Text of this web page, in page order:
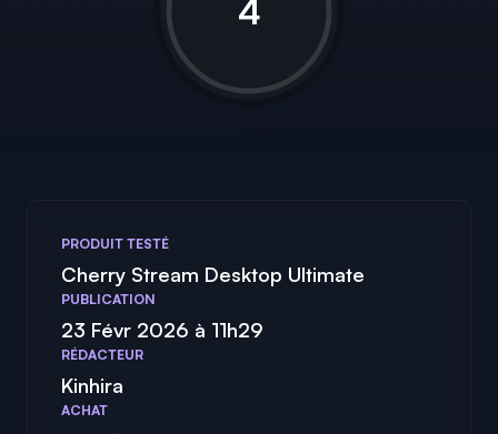
4
PRODUIT TESTÉ
Cherry Stream Desktop Ultimate
PUBLICATION
23 Févr 2026 à 11h29
RÉDACTEUR
Kinhira
ACHAT